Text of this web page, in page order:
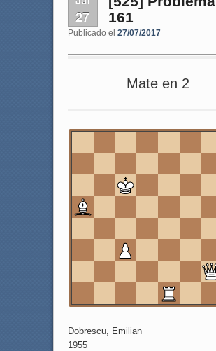
27
161
Publicado el 27/07/2017
Mate en 2
e
Dobrescu, Emilian
1955